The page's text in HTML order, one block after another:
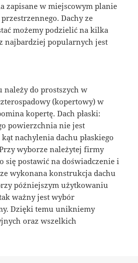
zapisane w miejscowym planie
Dachy ze
możemy podzielić na kilka
najbardziej popularnych jest
należy do prostszych w
(kopertowy) w
kopertę. Dach płaski:
powierzchnia nie jest
nachylenia dachu płaskiego
wyborze należytej firmy
się postawić na doświadczenie i
wykonana konstrukcja dachu
późniejszym użytkowaniu
ważny jest wybór
Dzięki temu unikniemy
oraz wszelkich